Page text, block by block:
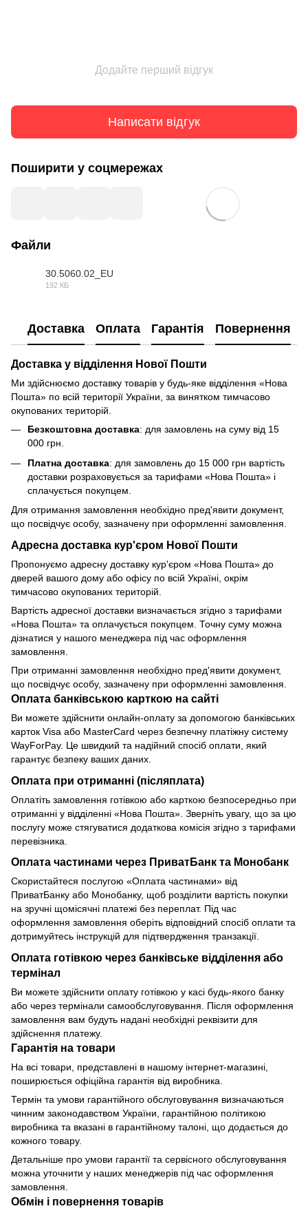
Додайте перший відгук
Написати відгук
Поширити у соцмережах
Файли
30.5060.02_EU
192 КБ
Доставка Оплата Гарантія Повернення
Доставка у відділення Нової Пошти
Ми здійснюємо доставку товарів у будь-яке відділення «Нова
Пошта» по всій території України, за винятком тимчасово
окупованих територій.
Безкоштовна доставка: для замовлень на суму від 15
000 грн.
Платна доставка: для замовлень до 15 000 грн вартість
доставки розраховується за тарифами «Нова Пошта» і
сплачується покупцем.
Для отримання замовлення необхідно пред'явити документ,
що посвідчує особу, зазначену при оформленні замовлення.
Адресна доставка кур'єром Нової Пошти
Пропонуємо адресну доставку кур'єром «Нова Пошта» до
дверей вашого дому або офісу по всій Україні, окрім
тимчасово окупованих територій.
Вартість адресної доставки визначається згідно з тарифами
«Нова Пошта» та оплачується покупцем. Точну суму можна
дізнатися у нашого менеджера під час оформлення
замовлення.
При отриманні замовлення необхідно пред'явити документ,
що посвідчує особу, зазначену при оформленні замовлення.
Оплата банківською карткою на сайті
Ви можете здійснити онлайн-оплату за допомогою банківських
карток Visa або MasterCard через безпечну платіжну систему
WayForPay. Це швидкий та надійний спосіб оплати, який
гарантує безпеку ваших даних.
Оплата при отриманні (післяплата)
Оплатіть замовлення готівкою або карткою безпосередньо при
отриманні у відділенні «Нова Пошта». Зверніть увагу, що за цю
послугу може стягуватися додаткова комісія згідно з тарифами
перевізника.
Оплата частинами через ПриватБанк та Монобанк
Скористайтеся послугою «Оплата частинами» від
ПриватБанку або Монобанку, щоб розділити вартість покупки
на зручні щомісячні платежі без переплат. Під час
оформлення замовлення оберіть відповідний спосіб оплати та
дотримуйтесь інструкцій для підтвердження транзакції.
Оплата готівкою через банківське відділення або
термінал
Ви можете здійснити оплату готівкою у касі будь-якого банку
або через термінали самообслуговування. Після оформлення
замовлення вам будуть надані необхідні реквізити для
здійснення платежу.
Гарантія на товари
На всі товари, представлені в нашому інтернет-магазині,
поширюється офіційна гарантія від виробника.
Термін та умови гарантійного обслуговування визначаються
чинним законодавством України, гарантійною політикою
виробника та вказані в гарантійному талоні, що додається до
кожного товару.
Детальніше про умови гарантії та сервісного обслуговування
можна уточнити у наших менеджерів під час оформлення
замовлення.
Обмін і повернення товарів